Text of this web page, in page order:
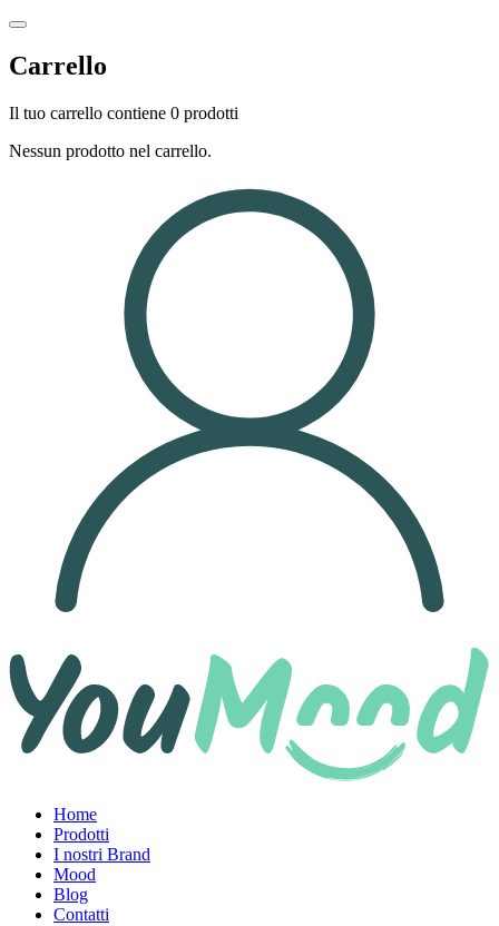
Carrello
Il tuo carrello contiene 0 prodotti
Nessun prodotto nel carrello.
Home
Prodotti
I nostri Brand
Mood
Blog
Contatti